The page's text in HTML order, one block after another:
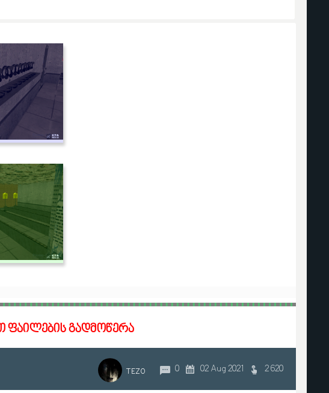
ფაილების გადმოწერა
TEZO
2 620
02 Aug 2021
0